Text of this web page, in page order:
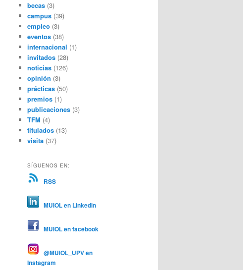
becas (3)
campus (39)
empleo (3)
eventos (38)
internacional (1)
invitados (28)
noticias (126)
opinión (3)
prácticas (50)
premios (1)
publicaciones (3)
TFM (4)
titulados (13)
visita (37)
SÍGUENOS EN:
RSS
MUIOL en Linkedin
MUIOL en facebook
@MUIOL_UPV en
Instagram